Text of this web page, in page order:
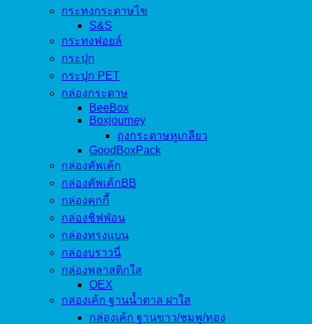
กระทงกระดาษไข
S&S
กระทงฟอยล์
กระปุก
กระปุก PET
กล่องกระดาษ
BeeBox
Boxjourney
ถุงกระดาษหูเกลียว
GoodBoxPack
กล่องคัพเค้ก
กล่องคัพเค้กBB
กล่องคุกกี้
กล่องชิฟฟ่อน
กล่องทรงแบน
กล่องบราวนี่
กล่องพลาสติกใส
OEX
กล่องเค้ก ฐานน้ำตาล ฝาใส
กล่องเค้ก ฐานขาว/ชมพู/ทอง